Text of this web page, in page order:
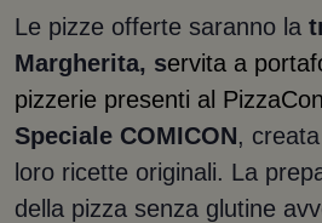
Le pizze offerte saranno la
Margherita, servita a
pizzerie presenti al
Speciale COMICON,
loro ricette originali. La
della pizza senza glutine